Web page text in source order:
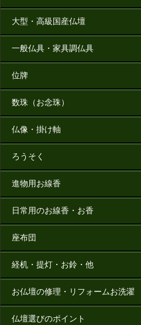
大型・高級国産仏壇
一般仏具・家具調仏具
位牌
数珠（お念珠）
仏像・掛け軸
ろうそく
進物用お線香
日常用のお線香・お香
座布団
経机・提灯・お鈴・他
お仏壇の修理・リフォームお洗濯
仏壇選びのポイント